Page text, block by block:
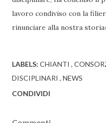
lavoro condiviso con la
rinunciare alla nostra
LABELS: CHIANTI
DISCIPLINARI
NEWS
CONDIVIDI